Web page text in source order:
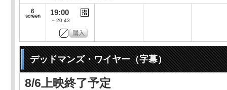
19:00
～20:43
デッドマンズ・ワイヤー（字幕）
8/6上映終了予定